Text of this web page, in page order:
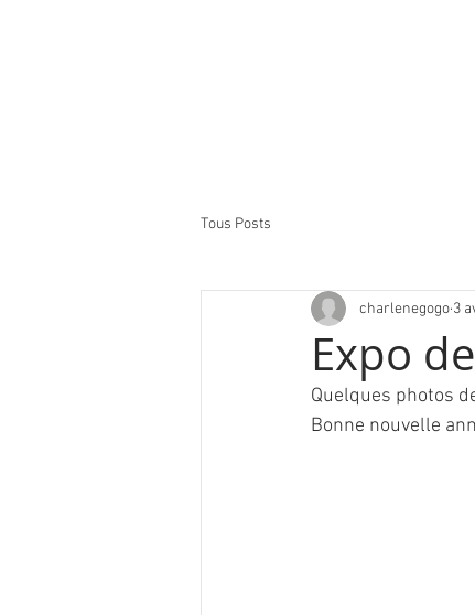
Tous Posts
Expo
charlenegogo 3
Quelques photos
Bonne nouvelle